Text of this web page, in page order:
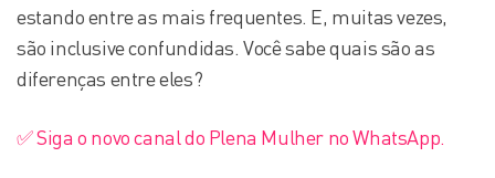
estando entre as mais frequentes. E, muitas vezes,
são inclusive confundidas. Você sabe quais são as
diferenças entre eles?
✅ Siga o novo canal do Plena Mulher no WhatsApp.